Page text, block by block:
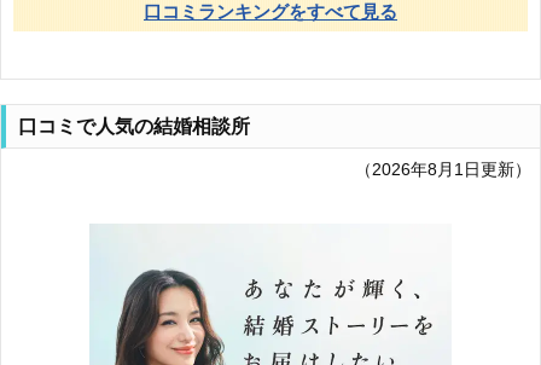
口コミランキングをすべて見る
口コミで人気の結婚相談所
（2026年8月1日更新）